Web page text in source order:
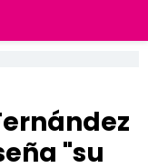
"su